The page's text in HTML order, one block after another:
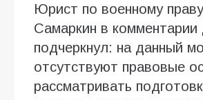
Юрист по военному
Самаркин в
подчеркнул: на данный
отсутствуют правовые
рассматривать